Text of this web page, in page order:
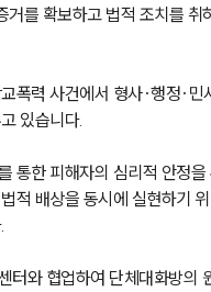
거를 확보하고 법적 조치를 취
폭력 사건에서 형사·행정·민
있습니다.
통한 피해자의 심리적 안정을
적 배상을 동시에 실현하기
터와 협업하여 단체대화방의